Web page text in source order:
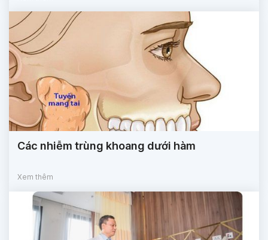
Các nhiễm trùng khoang dưới hàm
Xem thêm